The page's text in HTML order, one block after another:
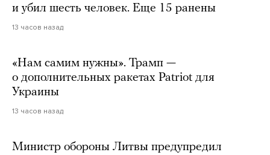
и убил шесть человек. Еще 15 ранены
13 часов назад
«Нам самим нужны». Трамп —
о дополнительных ракетах Patriot для
Украины
13 часов назад
Министр обороны Литвы предупредил